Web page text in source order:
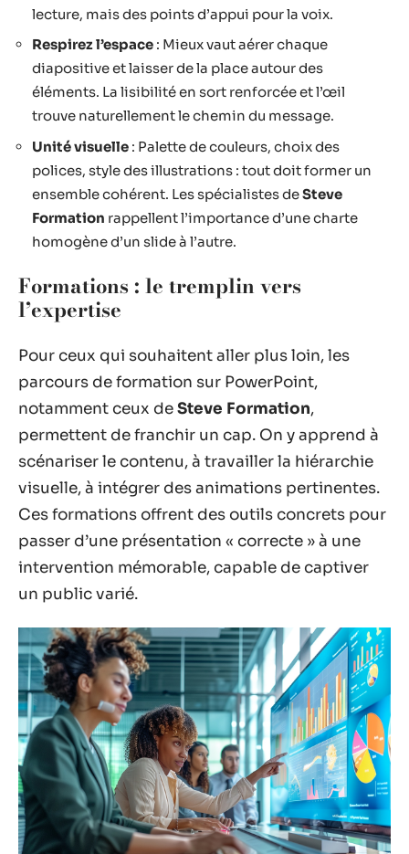
lecture, mais des points d’appui pour la voix.
Respirez l’espace : Mieux vaut aérer chaque
diapositive et laisser de la place autour des
éléments. La lisibilité en sort renforcée et l’œil
trouve naturellement le chemin du message.
Unité visuelle : Palette de couleurs, choix des
polices, style des illustrations : tout doit former un
ensemble cohérent. Les spécialistes deSteve
Formation rappellent l’importance d’une charte
homogène d’un slide à l’autre.
Formations : le tremplin vers
l’expertise
Pour ceux qui souhaitent aller plus loin, les
parcours de formation sur PowerPoint,
notamment ceux deSteve Formation,
permettent de franchir un cap. On y apprend à
scénariser le contenu, à travailler la hiérarchie
visuelle, à intégrer des animations pertinentes.
Ces formations offrent des outils concrets pour
passer d’une présentation « correcte » à une
intervention mémorable, capable de captiver
un public varié.